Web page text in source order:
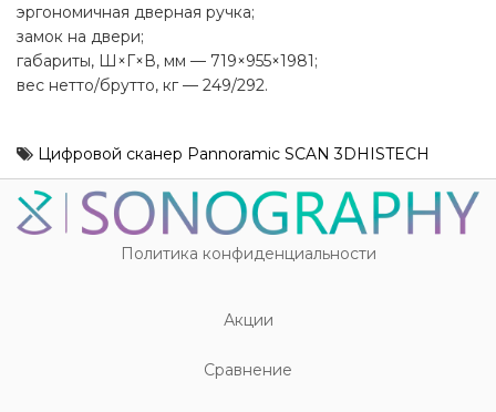
эргономичная дверная ручка;
замок на двери;
габариты, Ш×Г×В, мм — 719×955×1981;
вес нетто/брутто, кг — 249/292.
Цифровой сканер Pannoramic SCAN 3DHISTECH
Политика конфиденциальности
Акции
Cравнение